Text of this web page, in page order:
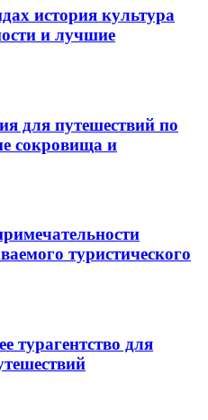
история культура
и лучшие
для путешествий по
сокровища и
туристического
турагентство для